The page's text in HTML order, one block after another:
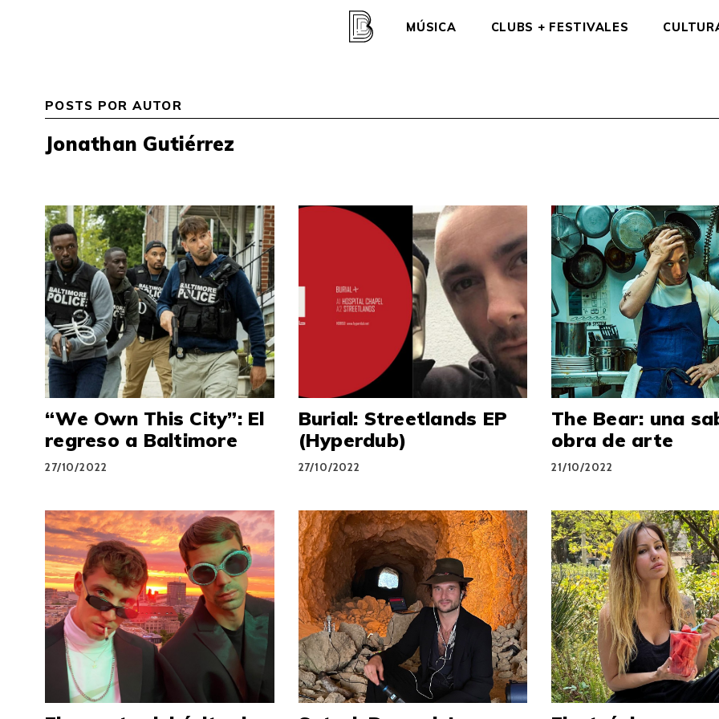
MÚSICA CLUBS + FESTIVALES
POSTS POR AUTOR
Jonathan Gutiérrez
“We Own This City”: El
regreso a Baltimore
27/10/2022
Burial: Streetlands EP
(Hyperdub)
27/10/2022
The Bear: una
obra de arte
21/10/2022